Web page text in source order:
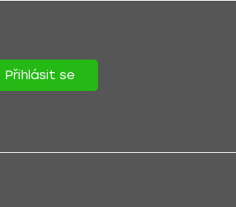
Přihlásit se